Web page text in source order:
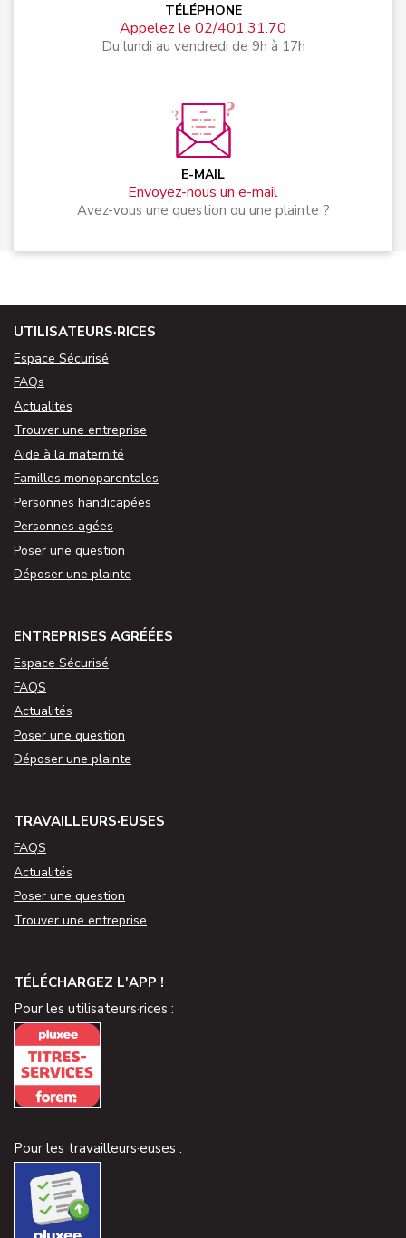
TÉLÉPHONE
Appelez le 02/401.31.70
Du lundi au vendredi de 9h à 17h
E-MAIL
Envoyez-nous un e-mail
Avez-vous une question ou une plainte ?
UTILISATEURS·RICES
Espace Sécurisé
FAQs
Actualités
Trouver une entreprise
Aide à la maternité
Familles monoparentales
Personnes handicapées
Personnes agées
Poser une question
Déposer une plainte
ENTREPRISES AGRÉÉES
Espace Sécurisé
FAQS
Actualités
Poser une question
Déposer une plainte
TRAVAILLEURS·EUSES
FAQS
Actualités
Poser une question
Trouver une entreprise
TÉLÉCHARGEZ L'APP !
Pour les utilisateurs·rices :
Pour les travailleurs·euses :